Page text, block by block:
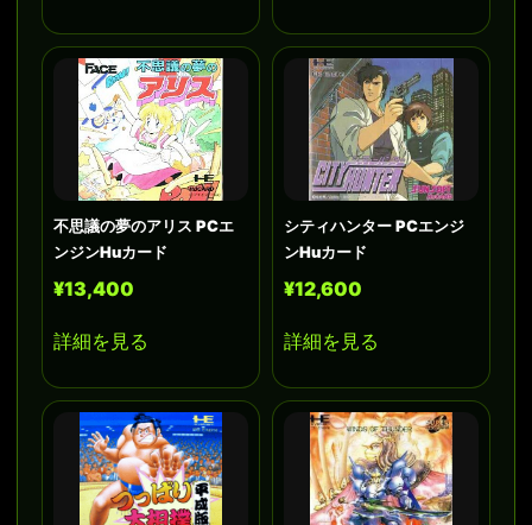
不思議の夢のアリス PCエ
ンジンHuカード
¥13,400
詳細を見る
シティハンター PCエンジ
ンHuカード
¥12,600
詳細を見る